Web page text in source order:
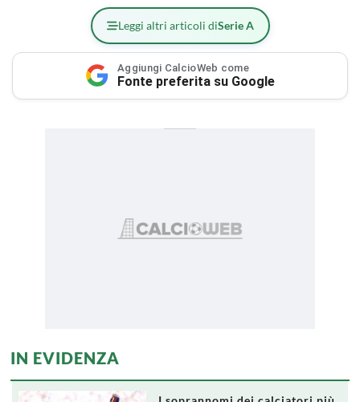
Leggi altri articoli diSerie A
Aggiungi CalcioWeb come
Fonte preferita su Google
IN EVIDENZA